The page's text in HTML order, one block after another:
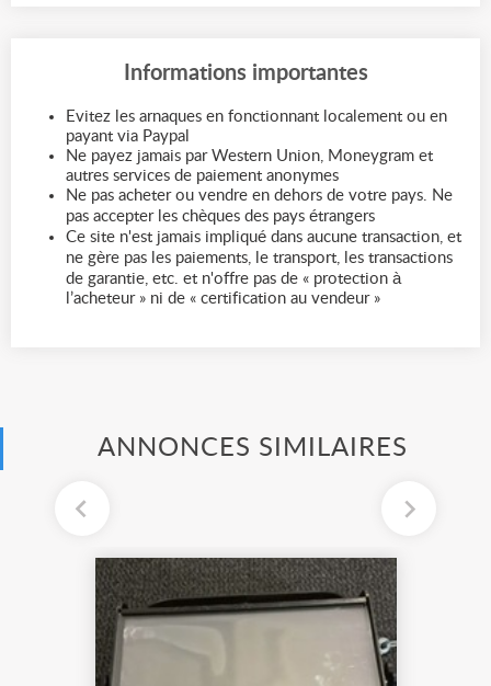
Informations importantes
Evitez les arnaques en fonctionnant localement ou en
payant via Paypal
Ne payez jamais par Western Union, Moneygram et
autres services de paiement anonymes
Ne pas acheter ou vendre en dehors de votre pays. Ne
pas accepter les chèques des pays étrangers
Ce site n'est jamais impliqué dans aucune transaction, et
ne gère pas les paiements, le transport, les transactions
de garantie, etc. et n'offre pas de « protection à
l’acheteur » ni de « certification au vendeur »
ANNONCES SIMILAIRES